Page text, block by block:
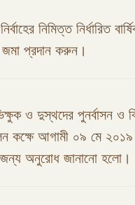
নিমিত্ত নির্ধারিত
প্রদান করুন।
ও দুস্থদের পুনর্বাসন ও
কক্ষে আগামী ০৯ মে
অনুরোধ জানানো হলো।